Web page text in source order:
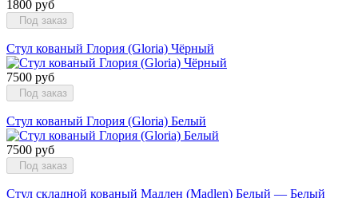
1800 руб
Под заказ
Стул кованый Глория (Gloria) Чёрный
7500 руб
Под заказ
Стул кованый Глория (Gloria) Белый
7500 руб
Под заказ
Стул складной кованый Мадлен (Madlen) Белый — Белый